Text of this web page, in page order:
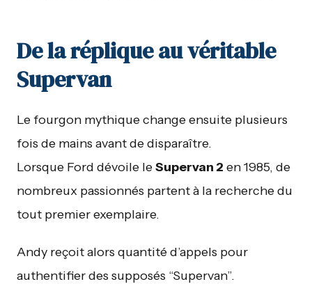
De la réplique au véritable
Supervan
Le fourgon mythique change ensuite plusieurs
fois de mains avant de disparaître.
Lorsque Ford dévoile leSupervan 2 en 1985, de
nombreux passionnés partent à la recherche du
tout premier exemplaire.
Andy reçoit alors quantité d’appels pour
authentifier des supposés “Supervan”.